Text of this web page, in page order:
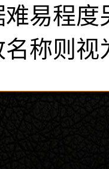
易程
称则